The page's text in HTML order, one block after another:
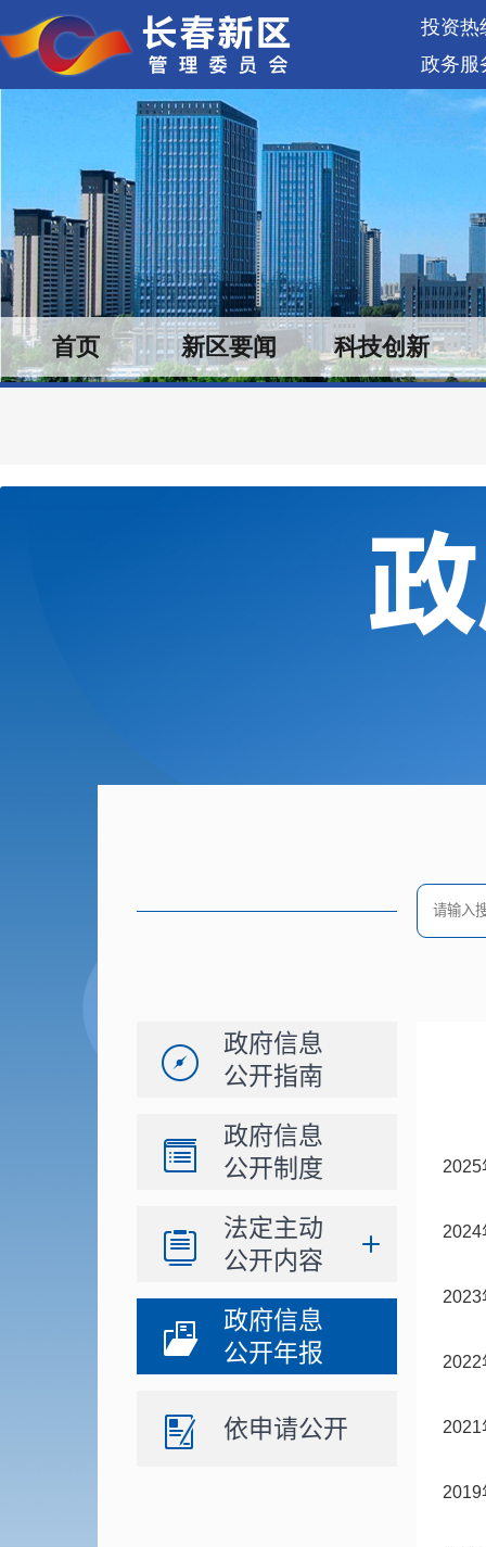
政府信息
公开指南
政府信息
公开制度
法定主动
公开内容
政府信息
公开年报
依申请公开
2025
2024
2023
2022
2021
2019